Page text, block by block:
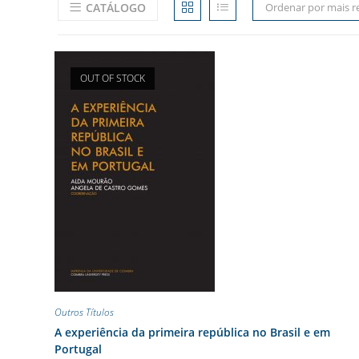
CATÁLOGO Ordenar por mais
OUT OF STOCK
Outros Títulos
A experiência da primeira república no Brasil e em
Portugal